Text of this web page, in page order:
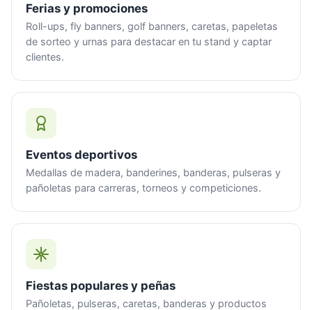
Ferias y promociones
Roll-ups, fly banners, golf banners, caretas, papeletas
de sorteo y urnas para destacar en tu stand y captar
clientes.
Eventos deportivos
Medallas de madera, banderines, banderas, pulseras y
pañoletas para carreras, torneos y competiciones.
Fiestas populares y peñas
Pañoletas, pulseras, caretas, banderas y productos